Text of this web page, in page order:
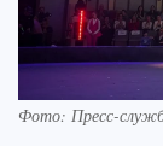
Фото: Пресс-